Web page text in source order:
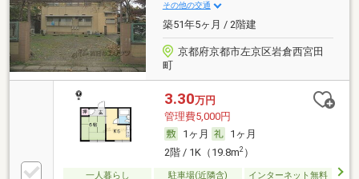
その他の交通
築51年5ヶ月 / 2階建
京都府京都市左京区岩倉西宮田
町
3.30万円
管理費5,000円
1ヶ月
1ヶ月
2階 / 1K（19.8m2）
一人暮らし 駐車場(近隣含)
インターネット無料